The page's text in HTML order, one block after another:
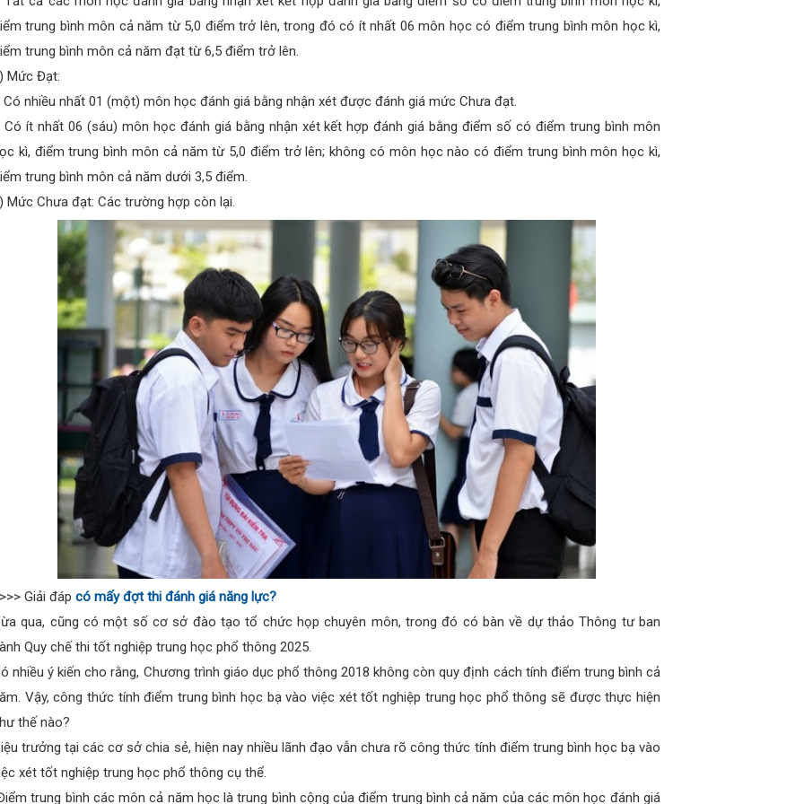
trung bình môn cả năm từ 5,0 điểm trở lên, trong đó có ít nhất 06 môn học có điểm trung bình môn học kì,
trung bình môn cả năm đạt từ 6,5 điểm trở lên.
Mức Đạt:
Có nhiều nhất 01 (một) môn học đánh giá bằng nhận xét được đánh giá mức Chưa đạt.
Có ít nhất 06 (sáu) môn học đánh giá bằng nhận xét kết hợp đánh giá bằng điểm số có điểm trung bình môn
kì, điểm trung bình môn cả năm từ 5,0 điểm trở lên; không có môn học nào có điểm trung bình môn học kì,
trung bình môn cả năm dưới 3,5 điểm.
Mức Chưa đạt: Các trường hợp còn lại.
Giải đáp có mấy đợt thi đánh giá năng lực?
qua, cũng có một số cơ sở đào tạo tổ chức họp chuyên môn, trong đó có bàn về dự thảo Thông tư ban
Quy chế thi tốt nghiệp trung học phổ thông 2025.
nhiều ý kiến cho rằng, Chương trình giáo dục phổ thông 2018 không còn quy định cách tính điểm trung bình cả
Vậy, công thức tính điểm trung bình học bạ vào việc xét tốt nghiệp trung học phổ thông sẽ được thực hiện
thế nào?
trưởng tại các cơ sở chia sẻ, hiện nay nhiều lãnh đạo vẫn chưa rõ công thức tính điểm trung bình học bạ vào
xét tốt nghiệp trung học phổ thông cụ thể.
trung bình các môn cả năm học là trung bình cộng của điểm trung bình cả năm của các môn học đánh giá